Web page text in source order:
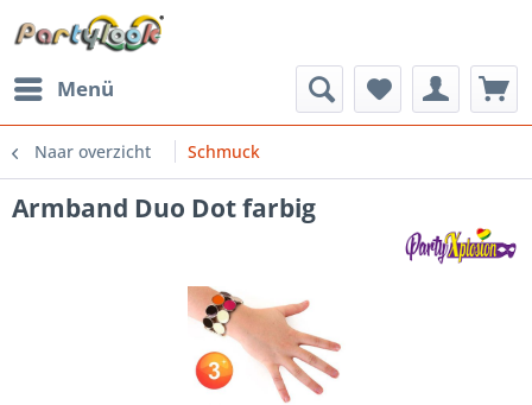
Menü
Naar overzicht Schmuck
Armband Duo Dot farbig